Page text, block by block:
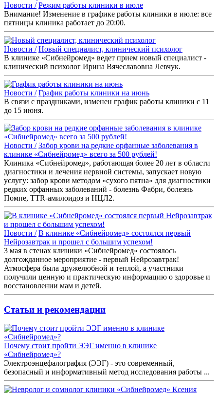
Новости / Режим работы клиники в июле
Внимание! Изменение в графике работы клиники в июле: все
пятницы клиника работает до 20:00.
Новости / Новый специалист, клинический психолог
В клинике «Сибнейромед» ведет прием новый специалист -
клинический психолог Ирина Вячеславовна Левчук.
Новости / График работы клиники на июнь
В связи с праздниками, изменен график работы клиники с 11
до 15 июня.
Новости / Забор крови на редкие орфанные заболевания в
клинике «Сибнейромед» всего за 500 рублей!
Клиника «Сибнейромед», работающая более 20 лет в области
диагностики и лечения нервной системы, запускает новую
услугу: забор крови методом «сухого пятна» для диагностики
редких орфанных заболеваний - болезнь Фабри, болезнь
Помпе, TTR-амилоидоз и НЦЛ2.
Новости / В клинике «Сибнейромед» состоялся первый
Нейрозавтрак и прошел с большим успехом!
3 мая в стенах клиники «Сибнейромед» состоялось
долгожданное мероприятие - первый Нейрозавтрак!
Атмосфера была дружелюбной и теплой, а участники
получили ценную и практическую информацию о здоровье и
восстановлении мам и детей.
Статьи и рекомендации
Почему стоит пройти ЭЭГ именно в клинике
«Сибнейромед»?
Электроэнцефалография (ЭЭГ) - это современный,
безопасный и информативный метод исследования работы ...